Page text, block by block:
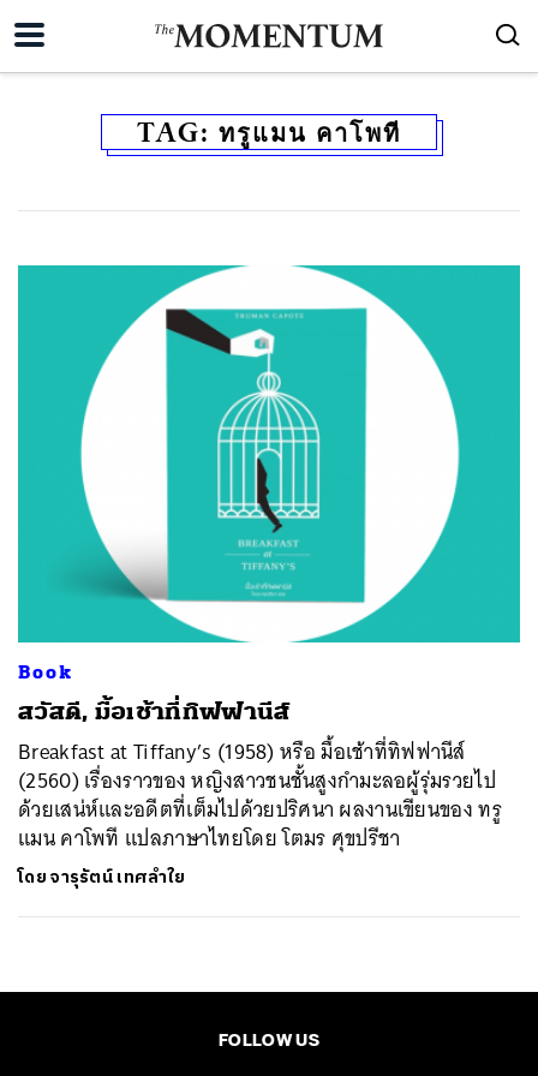
TAG: ทรูแมน คาโพที
Book
สวัสดี, มื้อเช้าที่ทิฟฟานีส์
Breakfast at Tiffany’s (1958) หรือ มื้อเช้าที่ทิฟฟานีส์
(2560) เรื่องราวของ หญิงสาวชนชั้นสูงกำมะลอผู้รุ่มรวยไป
ด้วยเสน่ห์และอดีตที่เต็มไปด้วยปริศนา ผลงานเขียนของ ทรู
แมน คาโพที แปลภาษาไทยโดย โตมร ศุขปรีชา
โดยจารุรัตน์ เทศลำใย
FOLLOW US
SHARE EMAIL